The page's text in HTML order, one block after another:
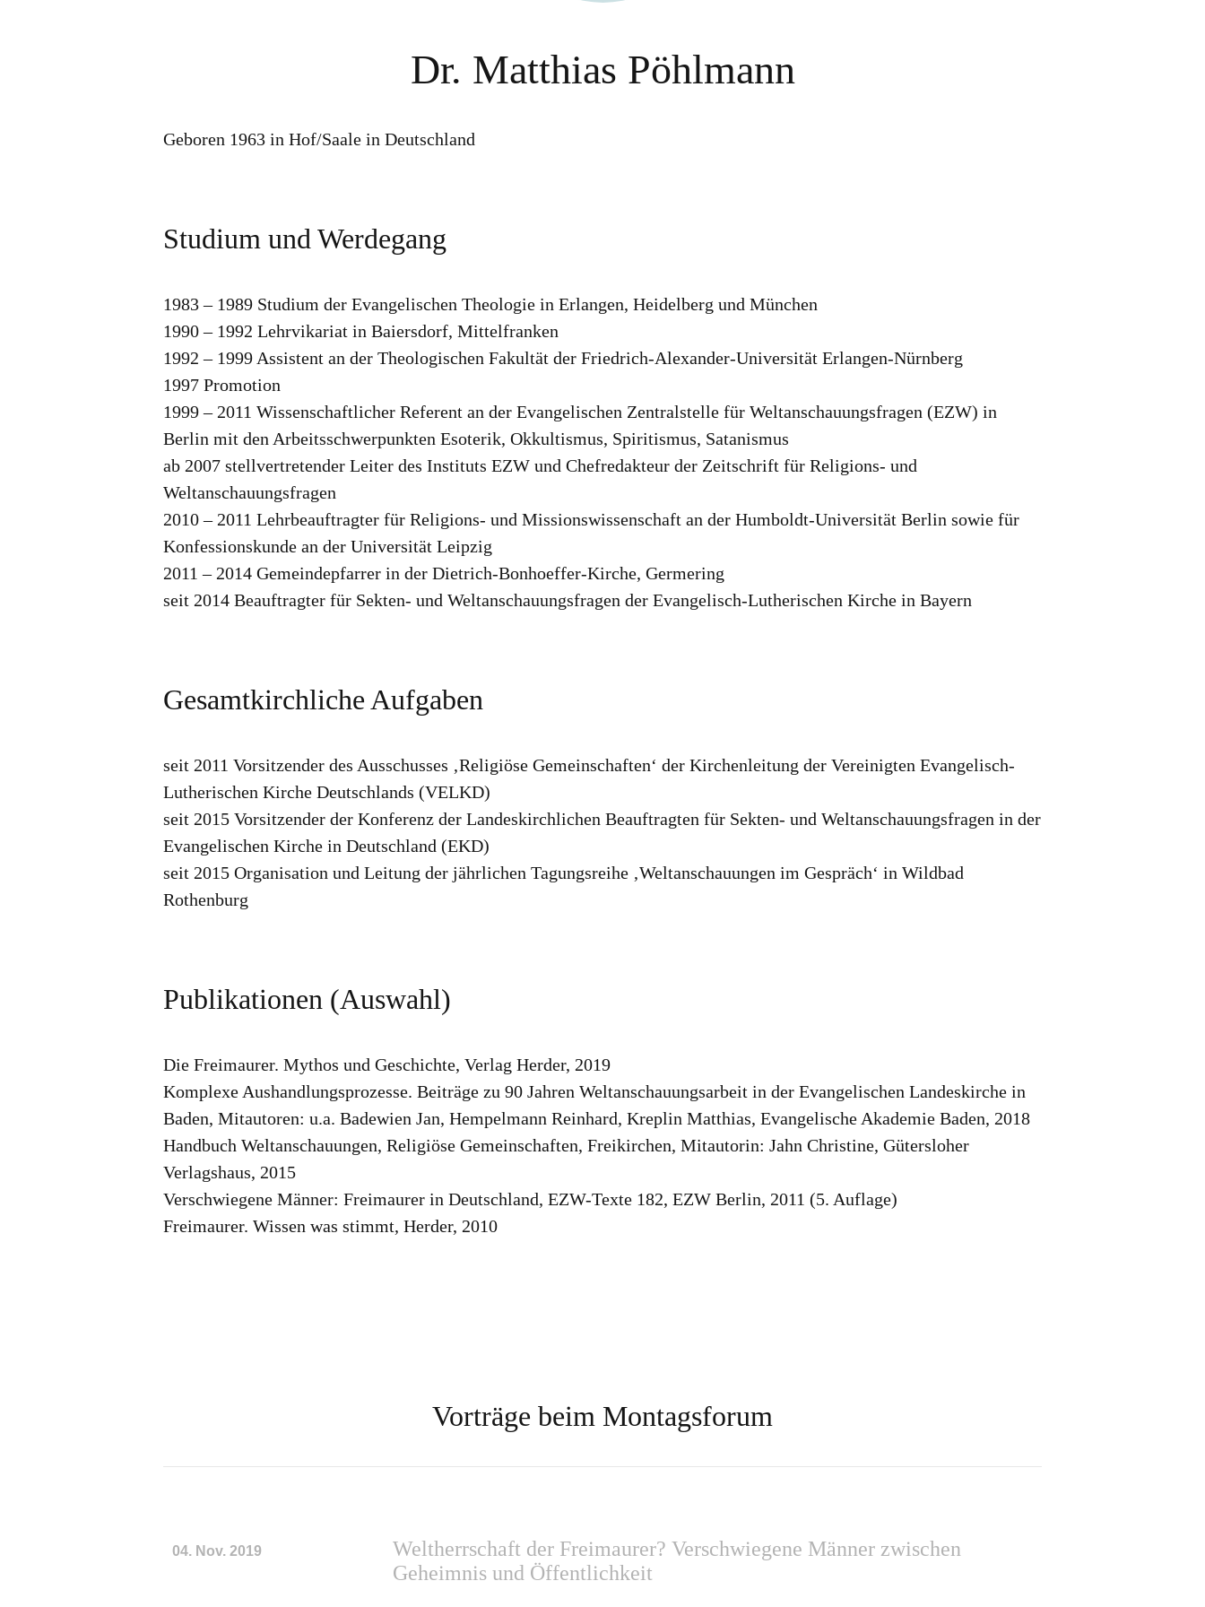
Dr. Matthias Pöhlmann
Geboren 1963 in Hof/Saale in Deutschland
Studium und Werdegang
1983 – 1989 Studium der Evangelischen Theologie in Erlangen, Heidelberg und München
1990 – 1992 Lehrvikariat in Baiersdorf, Mittelfranken
1992 – 1999 Assistent an der Theologischen Fakultät der Friedrich-Alexander-Universität Erlangen-Nürnberg
1997 Promotion
1999 – 2011 Wissenschaftlicher Referent an der Evangelischen Zentralstelle für Weltanschauungsfragen (EZW) in
Berlin mit den Arbeitsschwerpunkten Esoterik, Okkultismus, Spiritismus, Satanismus
ab 2007 stellvertretender Leiter des Instituts EZW und Chefredakteur der Zeitschrift für Religions- und
Weltanschauungsfragen
2010 – 2011 Lehrbeauftragter für Religions- und Missionswissenschaft an der Humboldt-Universität Berlin sowie für
Konfessionskunde an der Universität Leipzig
2011 – 2014 Gemeindepfarrer in der Dietrich-Bonhoeffer-Kirche, Germering
seit 2014 Beauftragter für Sekten- und Weltanschauungsfragen der Evangelisch-Lutherischen Kirche in Bayern
Gesamtkirchliche Aufgaben
seit 2011 Vorsitzender des Ausschusses ‚Religiöse Gemeinschaften‘ der Kirchenleitung der Vereinigten Evangelisch-
Lutherischen Kirche Deutschlands (VELKD)
seit 2015 Vorsitzender der Konferenz der Landeskirchlichen Beauftragten für Sekten- und Weltanschauungsfragen in der
Evangelischen Kirche in Deutschland (EKD)
seit 2015 Organisation und Leitung der jährlichen Tagungsreihe ‚Weltanschauungen im Gespräch‘ in Wildbad
Rothenburg
Publikationen (Auswahl)
Die Freimaurer. Mythos und Geschichte, Verlag Herder, 2019
Komplexe Aushandlungsprozesse. Beiträge zu 90 Jahren Weltanschauungsarbeit in der Evangelischen Landeskirche in
Baden, Mitautoren: u.a. Badewien Jan, Hempelmann Reinhard, Kreplin Matthias, Evangelische Akademie Baden, 2018
Handbuch Weltanschauungen, Religiöse Gemeinschaften, Freikirchen, Mitautorin: Jahn Christine, Gütersloher
Verlagshaus, 2015
Verschwiegene Männer: Freimaurer in Deutschland, EZW-Texte 182, EZW Berlin, 2011 (5. Auflage)
Freimaurer. Wissen was stimmt, Herder, 2010
Vorträge beim Montagsforum
04. Nov. 2019
Weltherrschaft der Freimaurer? Verschwiegene Männer zwischen
Geheimnis und Öffentlichkeit